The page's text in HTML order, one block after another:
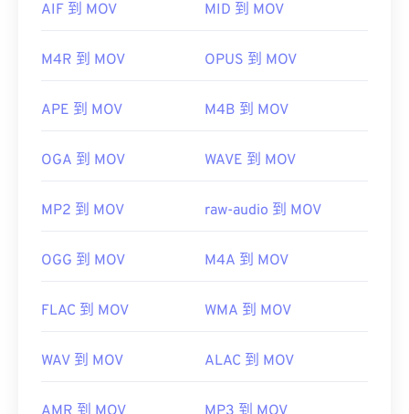
戏相关。Apple 并未开发这些技术，因此它们无法在
开发者：
首次发行：2001年
https://en.wikipedia.org/wiki/QuickTime_File_Format
CH203-BBCGDDDF
AIF 到 MOV MID 到 MOV
M4R 到 MOV OPUS 到 MOV
APE 到 MOV M4B 到 MOV
OGA 到 MOV WAVE 到 MOV
MP2 到 MOV raw-audio 到 MOV
OGG 到 MOV M4A 到 MOV
FLAC 到 MOV WMA 到 MOV
WAV 到 MOV ALAC 到 MOV